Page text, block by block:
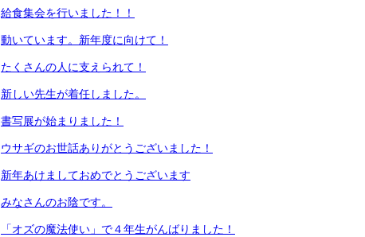
給食集会を行いました！！
動いています。新年度に向けて！
たくさんの人に支えられて！
新しい先生が着任しました。
書写展が始まりました！
ウサギのお世話ありがとうございました！
新年あけましておめでとうございます
みなさんのお陰です。
「オズの魔法使い」で４年生がんばりました！